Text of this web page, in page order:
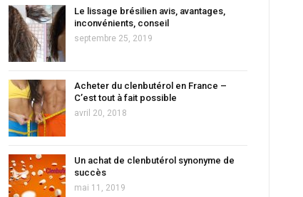
Le lissage brésilien avis, avantages,
inconvénients, conseil
septembre 25, 2019
Acheter du clenbutérol en France –
C’est tout à fait possible
avril 20, 2018
Un achat de clenbutérol synonyme de
succès
mai 11, 2019